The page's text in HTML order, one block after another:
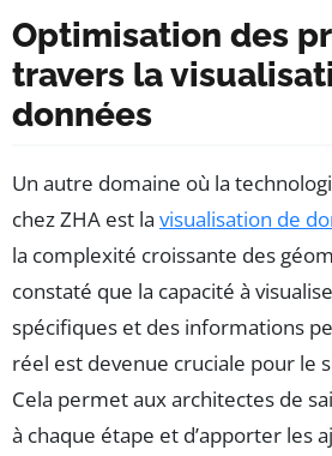
Optimisation des
travers la
données
Un autre domaine où la
chez ZHA est la visualisation de
la complexité croissante des
constaté que la capacité à
spécifiques et des informations
réel est devenue cruciale pour le
Cela permet aux architectes de
à chaque étape et d’apporter les